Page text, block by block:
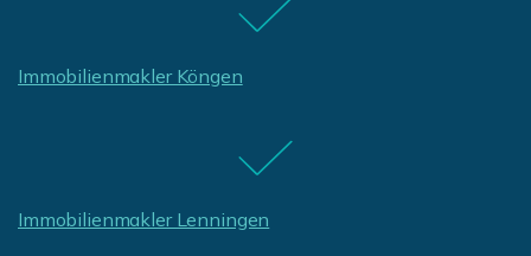
Immobilienmakler Köngen
Immobilienmakler Lenningen